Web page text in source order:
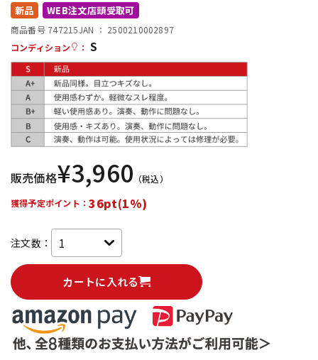
配信/ライブ機器
中古
新品 WEB注文店頭受取可
商品番号 747215JAN ： 2500210002897
コンディション
： S
販売価格¥3,960 （税込）
獲得予定ポイント：36pt(1%)
注文数：
カートに入れる